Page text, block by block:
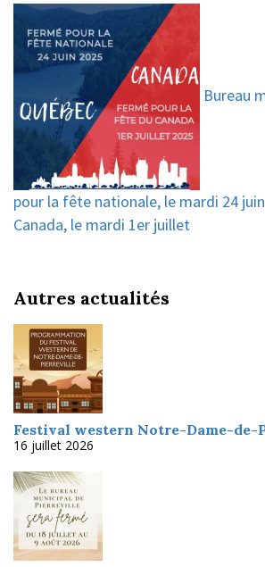
Bureau
pour la fête nationale, le mardi 24
Canada, le mardi 1er juillet
Autres actualités
Festival western Notre-Dame-
16 juillet 2026